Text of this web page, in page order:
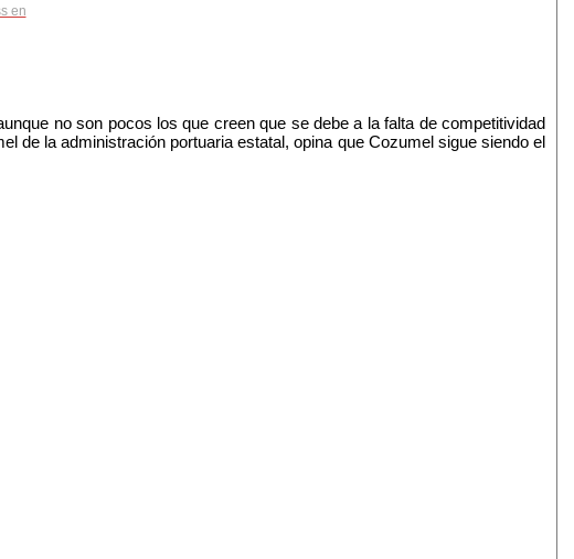
en
no son pocos los que creen que se debe a la falta de competitividad
de la administración portuaria estatal, opina que Cozumel sigue siendo el